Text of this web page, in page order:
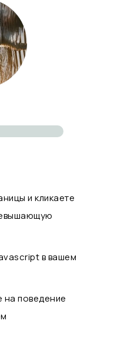
и кликаете
в вашем
поведение